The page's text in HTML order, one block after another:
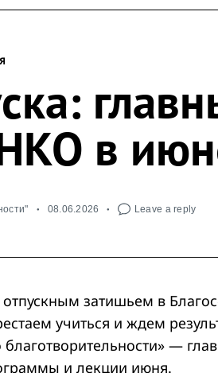
в
08.06.2026 Leave a reply
затишьем в
учиться и ждем
—
и лекции июня.